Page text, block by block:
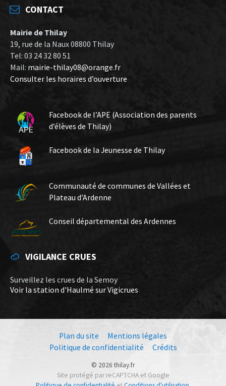
CONTACT
Mairie de Thilay
19, rue de la Naux 08800 Thilay
Tel: 03 24 32 80 51
Mail: mairie-thilay08@orange.fr
Consulter les horaires d’ouverture
Facebook de l’APE (Association des parents
d’élèves de Thilay)
Facebook de la Jeunesse de Thilay
Communauté de communes de Vallées et
Plateau d’Ardenne
Conseil départemental des Ardennes
VIGILANCE CRUES
Surveillez les crues de la Semoy
Voir la station d'Haulmé sur Vigicrues
Plan du site
Mentions légales
Politique de confidentialité
Crédits
© 2026 thilay.fr
Site protégé par reCAPTCHA et Google